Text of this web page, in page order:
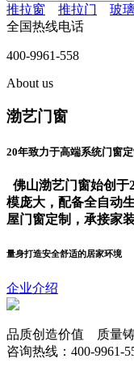
推拉窗 推拉门 玻
全国热线电话
400-9961-558
About us
渤艺门窗
20年致力于高端系统门窗定
佛山渤艺门窗始创于
模庞大，配备全自动
屋门窗定制，承接家
量身打造安全舒适的居家环境
企业介绍
品质创造价值 质量
咨询热线：400-9961-